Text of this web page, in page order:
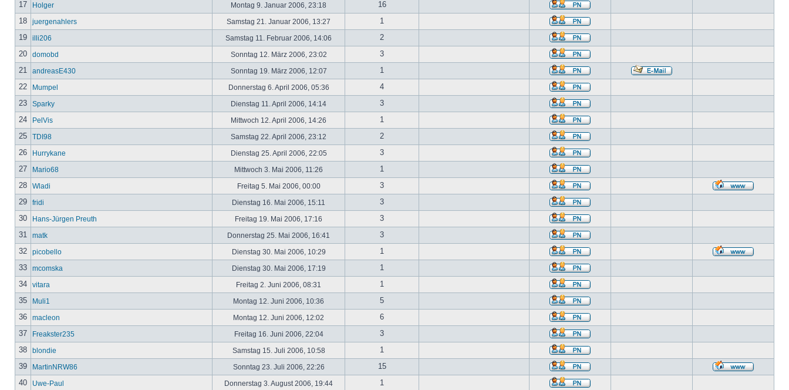
17
Holger Montag 9. Januar 2006, 23:18
16
18
juergenahlers Samstag 21. Januar 2006, 13:27
1
19
illi206 Samstag 11. Februar 2006, 14:06
2
20
domobd Sonntag 12. März 2006, 23:02
3
21
andreasE430 Sonntag 19. März 2006, 12:07
1
22
Mumpel Donnerstag 6. April 2006, 05:36
4
23
Sparky Dienstag 11. April 2006, 14:14
3
24
PelVis Mittwoch 12. April 2006, 14:26
1
25
TDI98 Samstag 22. April 2006, 23:12
2
26
Hurrykane Dienstag 25. April 2006, 22:05
3
27
Mario68 Mittwoch 3. Mai 2006, 11:26
1
28
Wladi Freitag 5. Mai 2006, 00:00
3
29
fridi Dienstag 16. Mai 2006, 15:11
3
30
Hans-Jürgen Preuth Freitag 19. Mai 2006, 17:16
3
31
matk Donnerstag 25. Mai 2006, 16:41
3
32
picobello Dienstag 30. Mai 2006, 10:29
1
33
mcomska Dienstag 30. Mai 2006, 17:19
1
34
vitara Freitag 2. Juni 2006, 08:31
1
35
Muli1 Montag 12. Juni 2006, 10:36
5
36
macleon Montag 12. Juni 2006, 12:02
6
37
Freakster235 Freitag 16. Juni 2006, 22:04
3
38
blondie Samstag 15. Juli 2006, 10:58
1
39
MartinNRW86 Sonntag 23. Juli 2006, 22:26
15
40
Uwe-Paul Donnerstag 3. August 2006, 19:44 1